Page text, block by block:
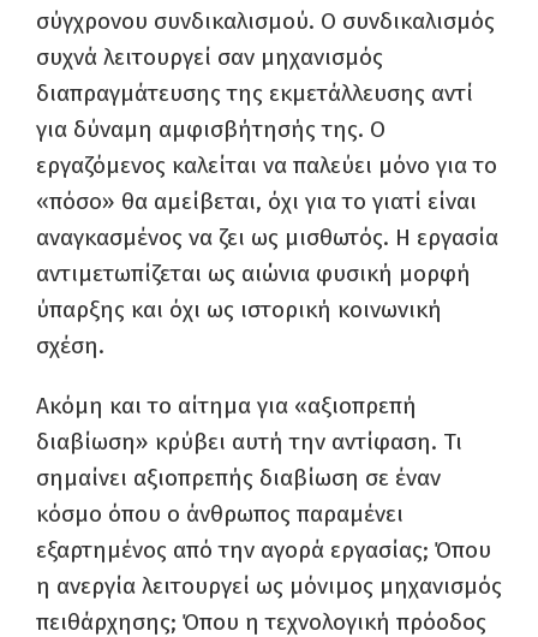
σύγχρονου συνδικαλισμού. Ο συνδικαλισμός
συχνά λειτουργεί σαν μηχανισμός
διαπραγμάτευσης της εκμετάλλευσης αντί
για δύναμη αμφισβήτησής της. Ο
εργαζόμενος καλείται να παλεύει μόνο για το
«πόσο» θα αμείβεται, όχι για το γιατί είναι
αναγκασμένος να ζει ως μισθωτός. Η εργασία
αντιμετωπίζεται ως αιώνια φυσική μορφή
ύπαρξης και όχι ως ιστορική κοινωνική
σχέση.
Ακόμη και το αίτημα για «αξιοπρεπή
διαβίωση» κρύβει αυτή την αντίφαση. Τι
σημαίνει αξιοπρεπής διαβίωση σε έναν
κόσμο όπου ο άνθρωπος παραμένει
εξαρτημένος από την αγορά εργασίας; Όπου
η ανεργία λειτουργεί ως μόνιμος μηχανισμός
πειθάρχησης; Όπου η τεχνολογική πρόοδος